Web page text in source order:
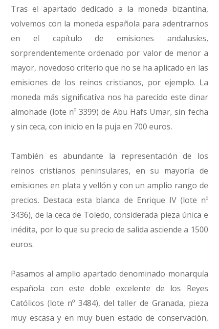
Tras el apartado dedicado a la moneda bizantina,
volvemos con la moneda española para adentrarnos
en el capítulo de emisiones andalusíes,
sorprendentemente ordenado por valor de menor a
mayor, novedoso criterio que no se ha aplicado en las
emisiones de los reinos cristianos, por ejemplo. La
moneda más significativa nos ha parecido este dinar
almohade (lote nº 3399) de Abu Hafs Umar, sin fecha
y sin ceca, con inicio en la puja en 700 euros.
También es abundante la representación de los
reinos cristianos peninsulares, en su mayoría de
emisiones en plata y vellón y con un amplio rango de
precios. Destaca esta blanca de Enrique IV (lote nº
3436), de la ceca de Toledo, considerada pieza única e
inédita, por lo que su precio de salida asciende a 1500
euros.
Pasamos al amplio apartado denominado monarquía
española con este doble excelente de los Reyes
Católicos (lote nº 3484), del taller de Granada, pieza
muy escasa y en muy buen estado de conservación,